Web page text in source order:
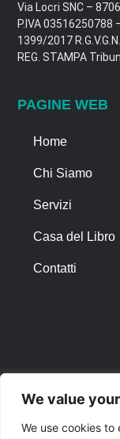
We value
We use cookies
Via Locri SNC –
P.IVA
1399/2017
REG. STAMPA
PAGINE WEB
Home
Chi Siamo
Servizi
Casa del Libro
Contatti